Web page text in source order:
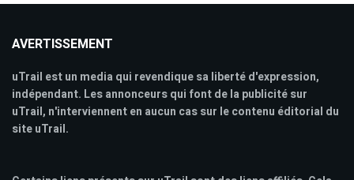
AVERTISSEMENT
uTrail est un media qui revendique sa liberté d'expression,
indépendant. Les annonceurs qui font de la publicité sur
uTrail, n'interviennent en aucun cas sur le contenu éditorial du
site uTrail.